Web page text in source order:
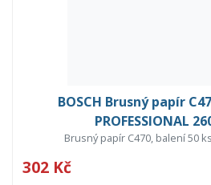
BOSCH Brusný papír
PROFESSIONAL
Brusný papír C470, balení 50
302 Kč